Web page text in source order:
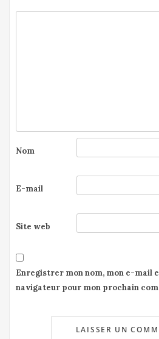
Nom
E-mail
Site web
Enregistrer mon nom, mon e-mail
navigateur pour mon prochain